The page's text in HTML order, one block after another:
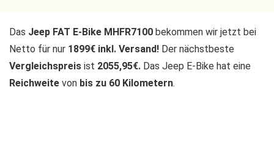
Das Jeep FAT E-Bike MHFR7100 bekommen wir jetzt bei
Netto für nur 1899€ inkl. Versand! Der nächstbeste
Vergleichspreis ist 2055,95€. Das Jeep E-Bike hat eine
Reichweite von bis zu 60 Kilometern.